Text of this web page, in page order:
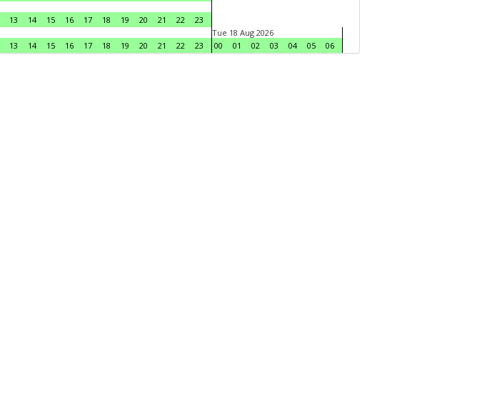
13 14 15 16 17 18 19 20 21 22
23
13 14 15 16 17 18 19 20 21 22 23
Tue 18 Aug 2026
00
01 02 03 04 05 06